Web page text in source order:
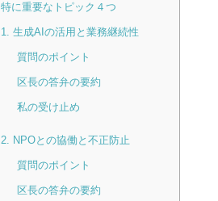
特に重要なトピック４つ
1. 生成AIの活用と業務継続性
質問のポイント
区長の答弁の要約
私の受け止め
2. NPOとの協働と不正防止
質問のポイント
区長の答弁の要約